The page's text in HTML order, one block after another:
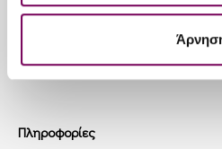
213 025
Πληροφορίες